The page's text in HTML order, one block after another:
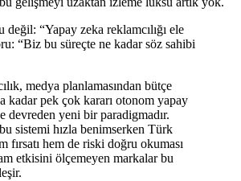
değil: “Yapay zeka reklamcılığı ele
“Biz bu süreçte ne kadar söz sahibi
medya planlamasından bütçe
kadar pek çok kararı otonom yapay
devreden yeni bir paradigmadır.
sistemi hızla benimserken Türk
fırsatı hem de riski doğru okuması
etkisini ölçemeyen markalar bu